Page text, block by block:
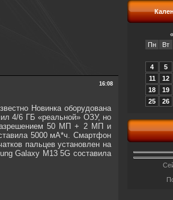
16:08
Новинка оборудована
4/6 ГБ «реальной» ОЗУ, но
50 МП + 2 МП и
5000 мА*ч. Смартфон
пальцев установлен на
Galaxy M13 5G составила
«
Пн
Вт
4
5
11
12
18
19
25
26